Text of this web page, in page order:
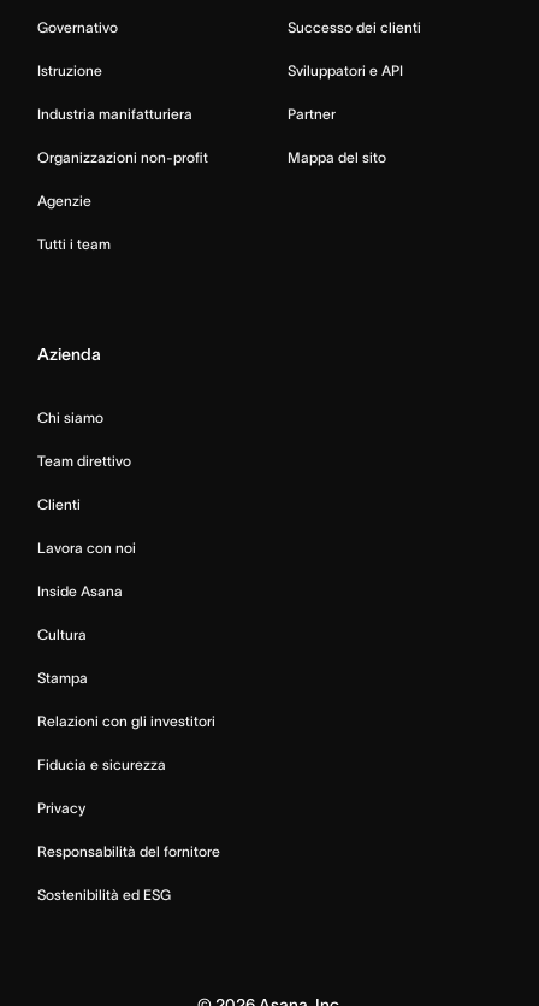
Governativo
Istruzione
Industria manifatturiera
Organizzazioni non-profit
Agenzie
Tutti i team
Successo dei clienti
Sviluppatori e API
Partner
Mappa del sito
Azienda
Chi siamo
Team direttivo
Clienti
Lavora con noi
Inside Asana
Cultura
Stampa
Relazioni con gli investitori
Fiducia e sicurezza
Privacy
Responsabilità del fornitore
Sostenibilità ed ESG